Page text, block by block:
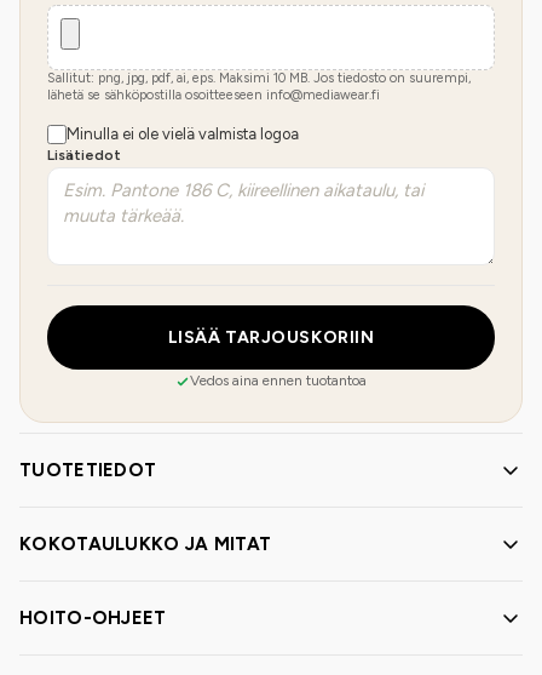
Sallitut: png, jpg, pdf, ai, eps. Maksimi 10 MB. Jos tiedosto on suurempi,
lähetä se sähköpostilla osoitteeseen info@mediawear.fi
Minulla ei ole vielä valmista logoa
Lisätiedot
LISÄÄ TARJOUSKORIIN
Vedos aina ennen tuotantoa
TUOTETIEDOT
KOKOTAULUKKO JA MITAT
HOITO-OHJEET